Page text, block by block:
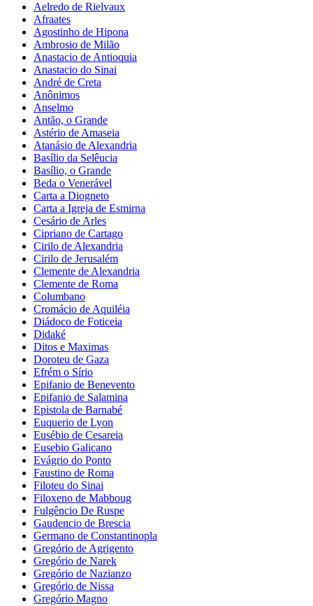
Aelredo de Rielvaux
Afraates
Agostinho de Hipona
Ambrosio de Milão
Anastacio de Antioquia
Anastacio do Sinai
André de Creta
Anônimos
Anselmo
Antão, o Grande
Astério de Amaseia
Atanásio de Alexandria
Basílio da Selêucia
Basílio, o Grande
Beda o Venerável
Carta a Diogneto
Carta a Igreja de Esmirna
Cesário de Arles
Cipriano de Cartago
Cirilo de Alexandria
Cirilo de Jerusalém
Clemente de Alexandria
Clemente de Roma
Columbano
Cromácio de Aquiléia
Diádoco de Foticeia
Didaké
Ditos e Maximas
Doroteu de Gaza
Efrém o Sírio
Epifanio de Benevento
Epifanio de Salamina
Epistola de Barnabé
Euquerio de Lyon
Eusébio de Cesareia
Eusebio Galicano
Evágrio do Ponto
Faustino de Roma
Filoteu do Sinai
Filoxeno de Mabboug
Fulgêncio De Ruspe
Gaudencio de Brescia
Germano de Constantinopla
Gregório de Agrigento
Gregório de Narek
Gregório de Nazianzo
Gregório de Nissa
Gregório Magno